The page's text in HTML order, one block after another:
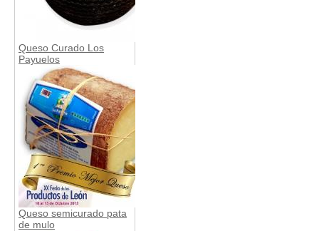
Queso Curado Los
Payuelos
Queso semicurado pata
de mulo